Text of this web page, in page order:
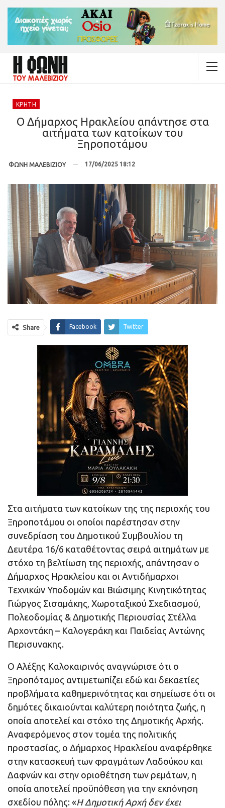
ΚΡΉΤΗ
Ο Δήμαρχος Ηρακλείου απάντησε στα
αιτήματα των κατοίκων του
Ξηροποτάμου
ΦΩΝΗ ΜΑΛΕΒΙΖΙΟΥ 17/06/2025 18:12
Share Facebook Twitter
Στα αιτήματα των κατοίκων της της περιοχής του
Ξηροποτάμου οι οποίοι παρέστησαν στην
συνεδρίαση του Δημοτικού Συμβουλίου τη
Δευτέρα 16/6 καταθέτοντας σειρά αιτημάτων με
στόχο τη βελτίωση της περιοχής, απάντησαν ο
Δήμαρχος Ηρακλείου και οι Αντιδήμαρχοι
Τεχνικών Υποδομών και Βιώσιμης Κινητικότητας
Γιώργος Σισαμάκης, Χωροταξικού Σχεδιασμού,
Πολεοδομίας & Δημοτικής Περιουσίας Στέλλα
Αρχοντάκη – Καλογεράκη και Παιδείας Αντώνης
Περισυνακης.
Ο Αλέξης Καλοκαιρινός αναγνώρισε ότι ο
Ξηροπόταμος αντιμετωπίζει εδώ και δεκαετίες
προβλήματα καθημερινότητας και σημείωσε ότι οι
δημότες δικαιούνται καλύτερη ποιότητα ζωής, η
οποία αποτελεί και στόχο της Δημοτικής Αρχής.
Αναφερόμενος στον τομέα της πολιτικής
προστασίας, ο Δήμαρχος Ηρακλείου αναφέρθηκε
στην κατασκευή των φραγμάτων Λαδούκου και
Δαφνών και στην οριοθέτηση των ρεμάτων, η
οποία αποτελεί προϋπόθεση για την εκπόνηση
σχεδίου πόλης: «Η Δημοτική Αρχή δεν έχει